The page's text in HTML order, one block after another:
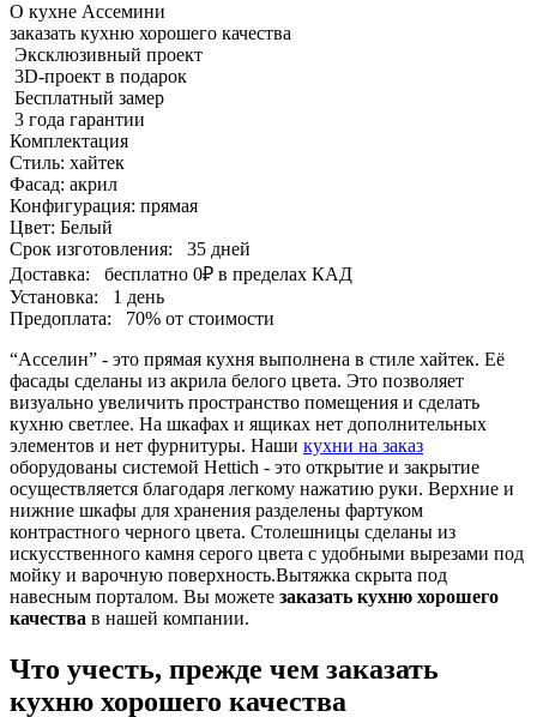
О кухне Ассемини
заказать кухню хорошего качества
Эксклюзивный проект
3D-проект в подарок
Бесплатный замер
3 года гарантии
Комплектация
Стиль: хайтек
Фасад: акрил
Конфигурация: прямая
Цвет: Белый
Срок изготовления:
35 дней
Доставка:
бесплатно 0₽ в пределах КАД
Установка:
1 день
Предоплата:
70% от стоимости
“Асселин” - это прямая кухня выполнена в стиле хайтек. Её
фасады сделаны из акрила белого цвета. Это позволяет
визуально увеличить пространство помещения и сделать
кухню светлее. На шкафах и ящиках нет дополнительных
элементов и нет фурнитуры. Наши кухни на заказ
оборудованы системой Hettich - это открытие и закрытие
осуществляется благодаря легкому нажатию руки. Верхние и
нижние шкафы для хранения разделены фартуком
контрастного черного цвета. Столешницы сделаны из
искусственного камня серого цвета с удобными вырезами под
мойку и варочную поверхность.Вытяжка скрыта под
навесным порталом. Вы можете заказать кухню хорошего
качества в нашей компании.
Что учесть, прежде чем заказать
кухню хорошего качества